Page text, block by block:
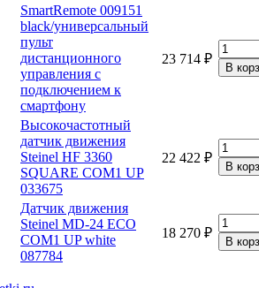
SmartRemote 009151
black/универсальный
пульт
дистанционного
управления с
подключением к
смартфону
23 714 ₽
Высокочастотный
датчик движения
Steinel HF 3360
SQUARE COM1 UP
033675
22 422 ₽
Датчик движения
Steinel MD-24 ECO
COM1 UP white
087784
18 270 ₽